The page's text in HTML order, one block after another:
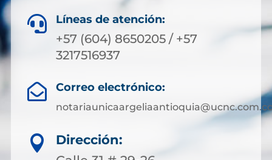
 Líneas de atención:
+57 (604) 8650205 / +57
3217516937
 Correo electrónico:

Dirección: